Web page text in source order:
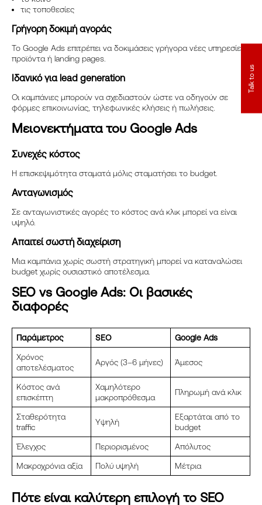
τις τοποθεσίες
Γρήγορη δοκιμή αγοράς
Το Google Ads επιτρέπει να δοκιμάσεις γρήγορα νέες υπηρεσίες,
προϊόντα ή landing pages.
Ιδανικό για lead generation
Οι καμπάνιες μπορούν να σχεδιαστούν ώστε να οδηγούν σε
φόρμες επικοινωνίας, τηλεφωνικές κλήσεις ή πωλήσεις.
Μειονεκτήματα του Google Ads
Συνεχές κόστος
Η επισκεψιμότητα σταματά μόλις σταματήσει το budget.
Ανταγωνισμός
Σε ανταγωνιστικές αγορές το κόστος ανά κλικ μπορεί να είναι
υψηλό.
Απαιτεί σωστή διαχείριση
Μια καμπάνια χωρίς σωστή στρατηγική μπορεί να καταναλώσει
budget χωρίς ουσιαστικό αποτέλεσμα.
SEO vs Google Ads: Οι βασικές
διαφορές
Παράμετρος SEO Google Ads
Χρόνος
αποτελέσματος
Αργός (3–6 μήνες) Άμεσος
Κόστος ανά
επισκέπτη
Χαμηλότερο
μακροπρόθεσμα
Πληρωμή ανά κλικ
Σταθερότητα
traffic
Υψηλή
Εξαρτάται από το
budget
Έλεγχος Περιορισμένος Απόλυτος
Μακροχρόνια αξία Πολύ υψηλή Μέτρια
Πότε είναι καλύτερη επιλογή το SEO
Talk to us